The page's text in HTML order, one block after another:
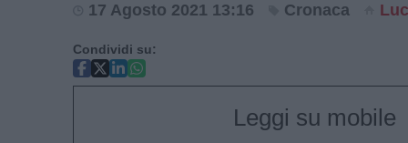
17 Agosto 2021 13:16 Cronaca
Condividi su:
Leggi su mobile